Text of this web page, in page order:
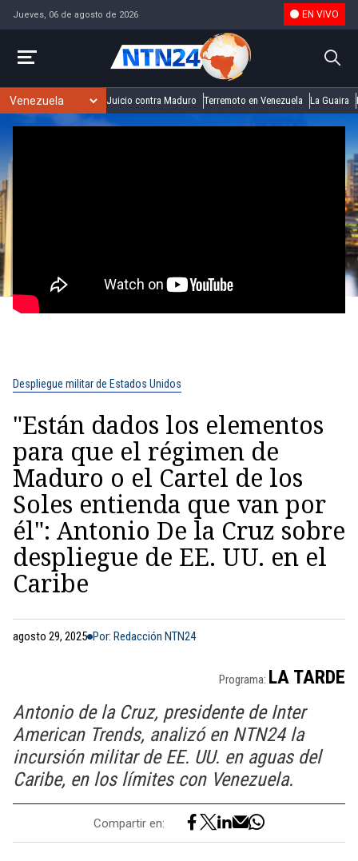
Jueves, 06 de agosto de 2026 EN VIVO
Juicio contra Maduro Terremoto en Venezuela La Guaira
Despliegue militar de Estados Unidos
"Están dados los elementos
para que el régimen de
Maduro o el Cartel de los
Soles entienda que van por
él": Antonio De la Cruz sobre
despliegue de EE. UU. en el
Caribe
agosto 29, 2025 Por: Redacción NTN24
Programa: LA TARDE
Antonio de la Cruz, presidente de Inter
American Trends, analizó en NTN24 la
incursión militar de EE. UU. en aguas del
Caribe, en los límites con Venezuela.
Compartir en: